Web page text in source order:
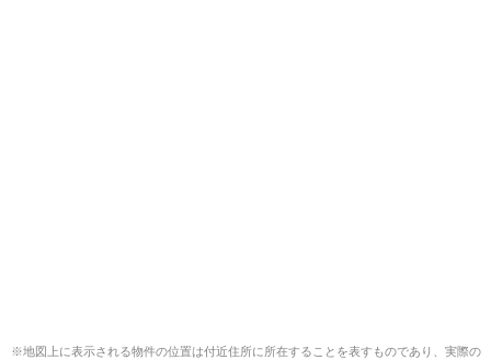
※地図上に表示される物件の位置は付近住所に所在することを表すものであり、実際の